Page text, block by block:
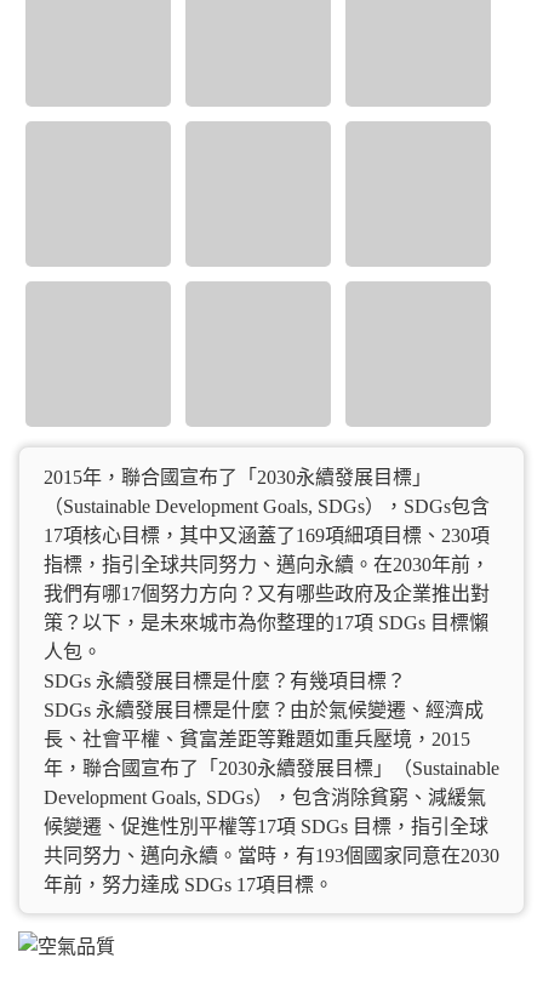
2015年，聯合國宣布了「2030永續發展目標」
（Sustainable Development Goals, SDGs），SDGs包含
17項核心目標，其中又涵蓋了169項細項目標、230項
指標，指引全球共同努力、邁向永續。在2030年前，
我們有哪17個努力方向？又有哪些政府及企業推出對
策？以下，是未來城市為你整理的17項 SDGs 目標懶
人包。
SDGs 永續發展目標是什麼？有幾項目標？
SDGs 永續發展目標是什麼？由於氣候變遷、經濟成
長、社會平權、貧富差距等難題如重兵壓境，2015
年，聯合國宣布了「2030永續發展目標」（Sustainable
Development Goals, SDGs），包含消除貧窮、減緩氣
候變遷、促進性別平權等17項 SDGs 目標，指引全球
共同努力、邁向永續。當時，有193個國家同意在2030
年前，努力達成 SDGs 17項目標。